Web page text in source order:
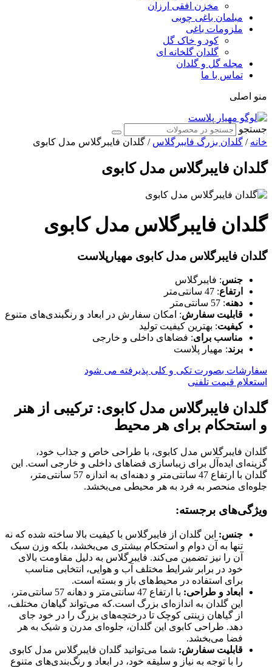
مخزن افقی ارزان
مبلمان باغی چوبی
ملزومات باغی
کود و خاک گل
گلدان گلخانه ای
مجله گل و گلدان
تماس با ما
منو اصلی
جستجو
خانه / گلدان بزرگ فایبرگلاس / گلدان فایبرگلاس مدل کابوی
گلدان فایبرگلاس مدل کابوی
گلدان فایبرگلاس مدل کابوی
گلدان فایبرگلاس مدل کابوی مهیارپلاست
جنس: فایبرگلاس
ارتفاع: 47 سانتی‌متر
دهنه: 57 سانتی‌متر
قابلیت سفارش: امکان سفارش در ابعاد و رنگبندی‌های متنوع
کیفیت: بهترین کیفیت تولید
مناسب برای: فضاهای داخلی و خارجی
برند: مهیار پلاست
سفارشات بصورت تکی و کلی پذیرفته می شود
استعلام قیمت تلفنی
گلدان فایبرگلاس مدل کابوی: ترکیبی از هنر
و استحکام برای هر محیط
گلدان فایبرگلاس مدل کابوی، با طراحی خاص و جذاب خود،
گزینه‌ای ایده‌آل برای زیباسازی فضاهای داخلی و خارجی است. این
گلدان با ارتفاع 47 سانتی‌متر و دهنه‌ای به اندازه 57 سانتی‌متر،
جلوه‌ای منحصر به فرد به هر محیطی می‌بخشد.
ویژگی‌های برجسته:
جنس: این گلدان از فایبرگلاس با کیفیت بالا ساخته شده که نه
تنها به آن دوام و استحکام بیشتری می‌بخشد، بلکه وزن سبک
آن را نیز تضمین می‌کند. فایبرگلاس به دلیل مقاومت بالای
خود در برابر شرایط مختلف آب و هوایی، انتخابی مناسب
برای استفاده در محیط‌های باز و بسته است.
ابعاد و طراحی:
با ارتفاع 47 سانتی‌متر و دهانه 57 سانتی‌متر،
این گلدان به اندازه‌ای بزرگ است.که می‌تواند گیاهان مختلف،
از گیاهان زینتی کوچک تا درختچه‌های بزرگ را در خود جای
دهد. طراحی کابوی این گلدان، جلوه‌ای مدرن و شیک به هر
فضا می‌بخشد.
قابلیت سفارش: شما می‌توانید گلدان فایبرگلاس مدل کابوی
را با توجه به نیاز و سلیقه خود، در ابعاد و رنگ‌بندی‌های متنوع